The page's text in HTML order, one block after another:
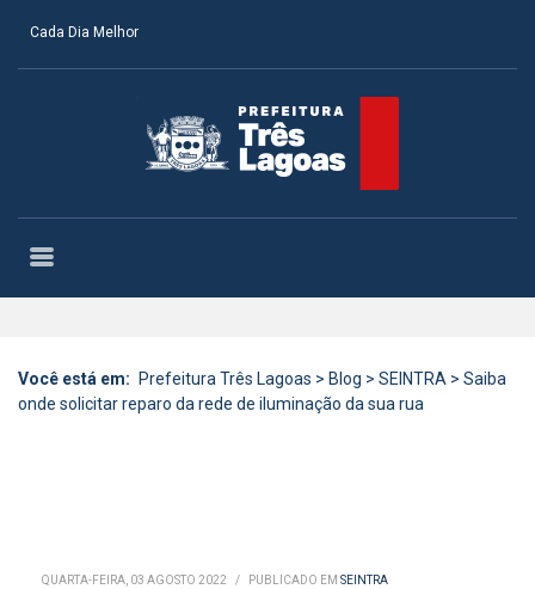
Cada Dia Melhor
Você está em: Prefeitura Três Lagoas > Blog > SEINTRA > Saiba
onde solicitar reparo da rede de iluminação da sua rua
QUARTA-FEIRA, 03 AGOSTO 2022 / PUBLICADO EM SEINTRA